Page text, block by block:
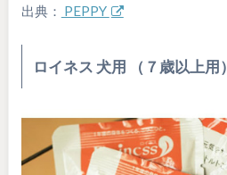
出典： PEPPY
ロイネス 犬用 （７歳以上用）